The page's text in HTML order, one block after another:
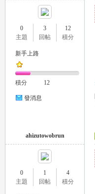
20
0
主題
3
回帖
12
積分
新手上路
積分 12
發消息
ahizutowobrun
0
主題
1
回帖
4
積分